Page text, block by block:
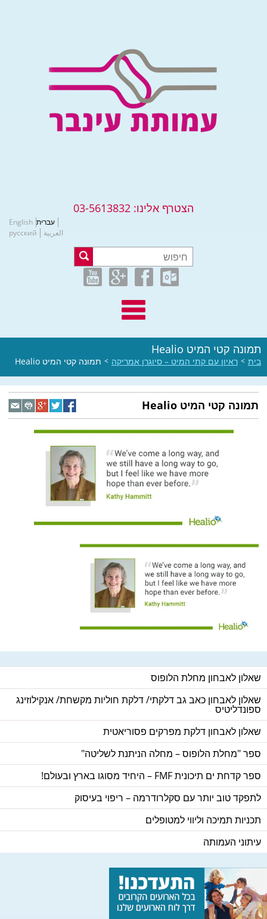
הצטרף אלינו: 03-5613832
עברית English
русский
العربية
תמונה קטי המיט Healio
בית > ראיון עם קתי המיט – סיוגרן אמריקה > תמונה קטי המיט Healio
תמונה קטי המיט Healio
שאלון לאבחון מחלת הלופוס
שאלון לאבחון כאב גב דלקתי/ דלקת חוליות מקשחת/ אנקילוזינג
ספונדליטיס
שאלון לאבחון דלקת מפרקים פסוריאטית
ספר "מחלת הלופוס – מחלה הניתנת לשליטה"
ספר קדחת ים תיכונית FMF – היחיד מסוגו בארץ ובעולם!
לתפקד טוב יותר עם סקלרודרמה – ריפוי בעיסוק
תכניות תמיכה וליווי למטופלים
עיתוני העמותה